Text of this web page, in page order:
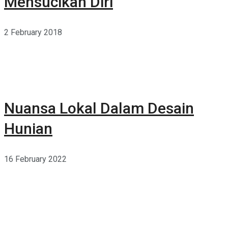
2 February 2018
Nuansa Lokal Dalam Desain
Hunian
16 February 2022